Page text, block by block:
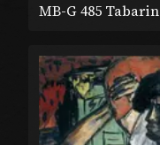
MB-G 485 Tabarin